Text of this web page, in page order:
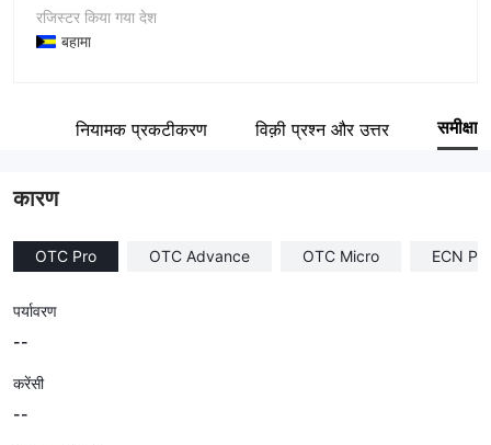
रजिस्टर किया गया देश
बहामा
कंपनी का नामनियामक प्रकटीकरण विक़ी प्रश्न और उत्तर समीक्षा
कारण
OTC Pro OTC Advance OTC Micro ECN
पर्यावरण
--
करेंसी
--